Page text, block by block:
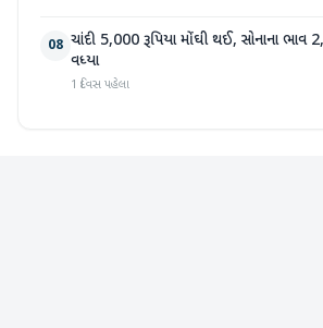
08 ચાંદી 5,000 રૂપિયા મોંઘી થઈ, સોનાના ભાવ
વધ્યા
1 દિવસ પહેલા